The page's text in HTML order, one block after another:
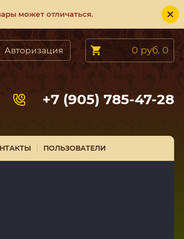
может отличаться.
Авторизация 0 руб. 0
+7 (905) 785-47-28
ПОЛЬЗОВАТЕЛИ